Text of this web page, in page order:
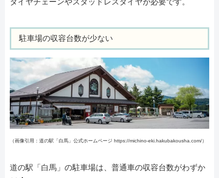
駐車場の収容台数が少ない
（画像引用：道の駅「白馬」公式ホームページ https://michino-eki.hakubakousha.com/）
道の駅「白馬」の駐車場は、普通車の収容台数がわずか